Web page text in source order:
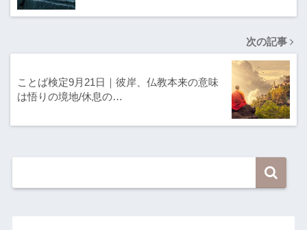
次の記事
ことば検定9月21日｜彼岸、仏教本来の意味
は悟りの境地/休息の…